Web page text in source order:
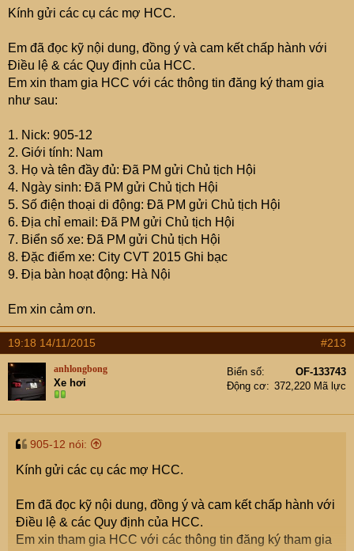
Kính gửi các cụ các mợ HCC.
Em đã đọc kỹ nội dung, đồng ý và cam kết chấp hành với
Điều lệ & các Quy định của HCC.
Em xin tham gia HCC với các thông tin đăng ký tham gia
như sau:
1. Nick: 905-12
2. Giới tính: Nam
3. Họ và tên đầy đủ: Đã PM gửi Chủ tịch Hội
4. Ngày sinh: Đã PM gửi Chủ tịch Hội
5. Số điện thoại di động: Đã PM gửi Chủ tịch Hội
6. Địa chỉ email: Đã PM gửi Chủ tịch Hội
7. Biển số xe: Đã PM gửi Chủ tịch Hội
8. Đặc điểm xe: City CVT 2015 Ghi bạc
9. Địa bàn hoạt động: Hà Nội
Em xin cảm ơn.
19:18 14/11/2015 #213
anhlongbong
Xe hơi
Biển số
OF-133743
Động cơ
372,220 Mã lực
905-12 nói:
Kính gửi các cụ các mợ HCC.
Em đã đọc kỹ nội dung, đồng ý và cam kết chấp hành với
Điều lệ & các Quy định của HCC.
Em xin tham gia HCC với các thông tin đăng ký tham gia